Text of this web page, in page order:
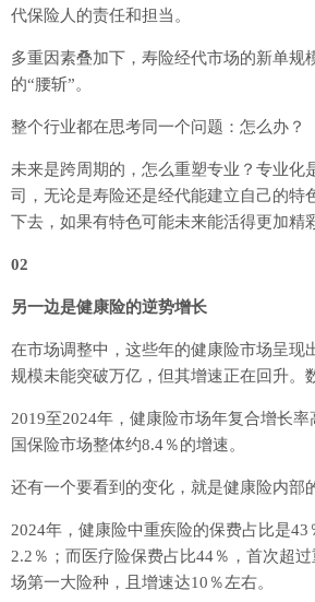
代保险人的责任和担当。
多重因素叠加下，寿险经代市场的新单规
的“腰斩”。
整个行业都在思考同一个问题：怎么办？
未来是跨周期的，怎么重塑专业？专业化
司，无论是寿险还是经代能建立自己的特
下去，如果有特色可能未来能活得更加精
02
另一边是健康险的逆势增长
在市场调整中，这些年的健康险市场呈现
规模未能突破万亿，但其增速正在回升。
2019至2024年，健康险市场年复合增长
国保险市场整体约8.4％的增速。
还有一个要看到的变化，就是健康险内部
2024年，健康险中重疾险的保费占比是43
2.2％；而医疗险保费占比44％，首次超
场第一大险种，且增速达10％左右。